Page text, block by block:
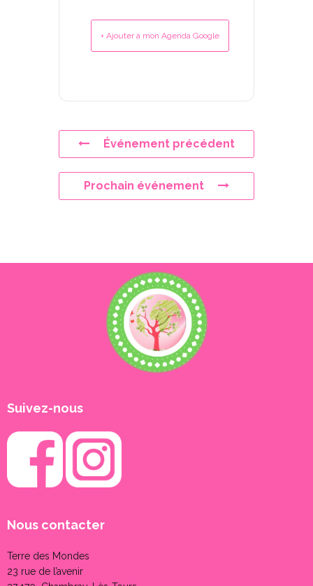
+ Ajouter à mon Agenda Google
Événement précédent
Prochain événement
Suivez-nous
Nous contacter
Terre des Mondes
23 rue de l’avenir